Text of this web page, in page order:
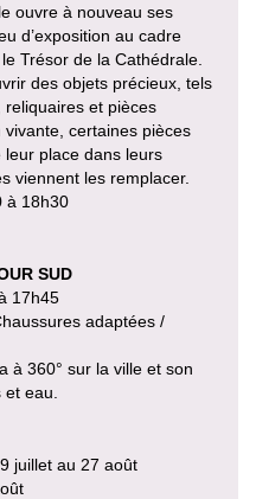
ouvre à nouveau ses
d’exposition au cadre
Trésor de la Cathédrale.
des objets précieux, tels
et pièces
vivante, certaines pièces
place dans leurs
viennent les remplacer.
à 18h30
SUD
17h45
adaptées /
à 360° sur la ville et son
eau.
juillet au 27 août